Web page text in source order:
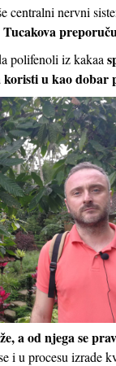
centralni nervni
polifenoli iz kakaa
koristi u kao
a od njega se
i u procesu izrade